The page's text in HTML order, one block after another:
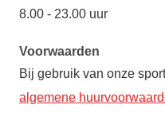
8.00 - 23.00 uur
Voorwaarden
Bij gebruik van onze
algemene